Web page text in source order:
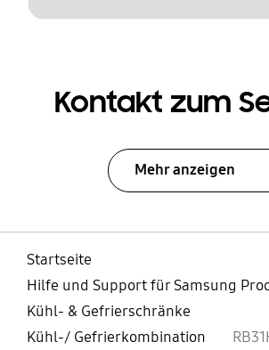
Kontakt zum
Mehr anzeigen
Startseite
Hilfe und Support für Samsung
Kühl- & Gefrierschränke
Kühl-/ Gefrierkombination